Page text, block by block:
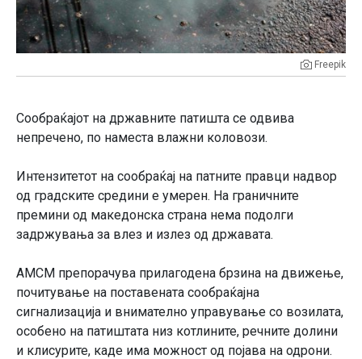
Freepik
Сообраќајот на државните патишта се одвива
непречено, по наместа влажни коловози.
Интензитетот на сообраќај на патните правци надвор
од градските средини е умерен. На граничните
премини од македонска страна нема подолги
задржувања за влез и излез од државата.
АМСМ препорачува прилагодена брзина на движење,
почитување на поставената сообраќајна
сигнализација и внимателно управување со возилата,
особено на патиштата низ котлините, речните долини
и клисурите, каде има можност од појава на одрони.